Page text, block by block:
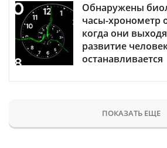
Обнаружены
часы-хронометр
когда они
развитие
останавливается
ПОКАЗАТЬ ЕЩЕ